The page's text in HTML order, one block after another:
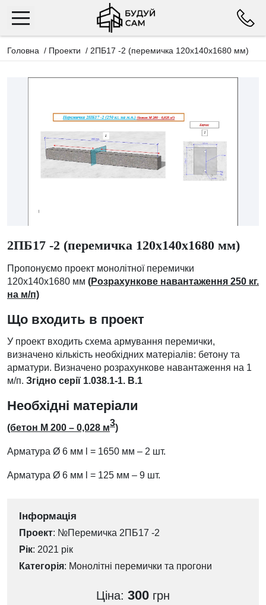
Головна / Проекти / 2ПБ17 -2 (перемичка 120х140х1680 мм)
2ПБ17 -2 (перемичка 120х140х1680 мм)
Пропонуємо проект монолітної перемички
120х140х1680 мм (Розрахункове навантаження 250 кг.
на м/п)
Що входить в проект
У проект входить схема армування перемички,
визначено кількість необхідних матеріалів: бетону та
арматури. Визначено розрахункове навантаження на 1
м/п. Згідно серії 1.038.1-1. В.1
Необхідні матеріали
(бетон М 200 – 0,028 м3)
Арматура Ø 6 мм l = 1650 мм – 2 шт.
Арматура Ø 6 мм l = 125 мм – 9 шт.
Інформація
Проект: №Перемичка 2ПБ17 -2
Рік: 2021 рік
Категорія: Монолітні перемички та прогони
Ціна: 300 грн